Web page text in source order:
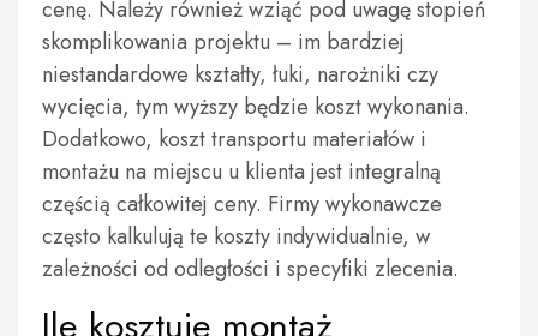
cenę. Należy również wziąć pod uwagę stopień
skomplikowania projektu – im bardziej
niestandardowe kształty, łuki, narożniki czy
wycięcia, tym wyższy będzie koszt wykonania.
Dodatkowo, koszt transportu materiałów i
montażu na miejscu u klienta jest integralną
częścią całkowitej ceny. Firmy wykonawcze
często kalkulują te koszty indywidualnie, w
zależności od odległości i specyfiki zlecenia.